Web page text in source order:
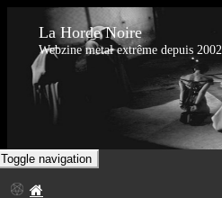
La Horde Noire
Webzine metal extrême depuis 2002
Toggle navigation